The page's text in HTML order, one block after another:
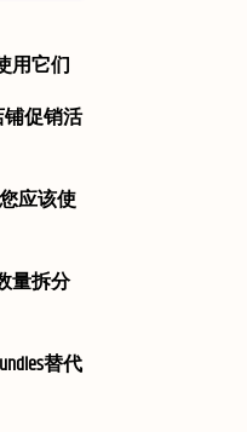
用它们
铺促销活
您应该使
量拆分
替代